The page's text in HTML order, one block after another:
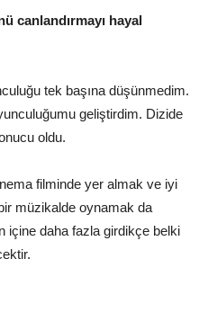
canlandırmayı hayal
tek başına düşünmedim.
geliştirdim. Dizide
oldu.
filminde yer almak ve iyi
müzikalde oynamak da
içine daha fazla girdikçe belki